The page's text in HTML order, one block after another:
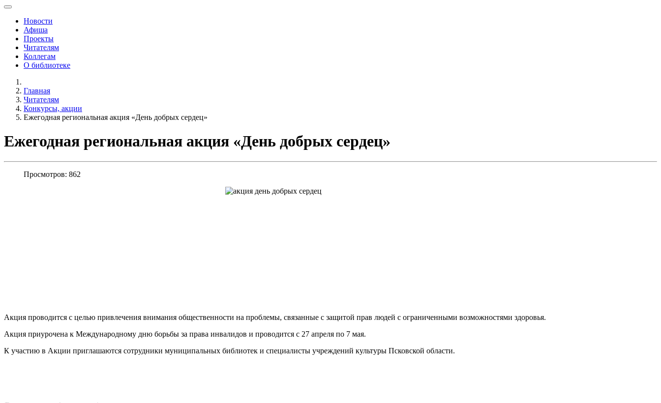
Новости
Афиша
Проекты
Читателям
Коллегам
О библиотеке
Главная
Читателям
Конкурсы, акции
Ежегодная региональная акция «День добрых сердец»
Ежегодная региональная акция «День добрых сердец»
Просмотров: 862
Акция проводится с целью привлечения внимания общественности на проблемы, связанные с защитой прав людей с ограниченными возможностями здоровья.
Акция приурочена к Международному дню борьбы за права инвалидов и проводится с 27 апреля по 7 мая.
К участию в Акции приглашаются сотрудники муниципальных библиотек и специалисты учреждений культуры Псковской области.